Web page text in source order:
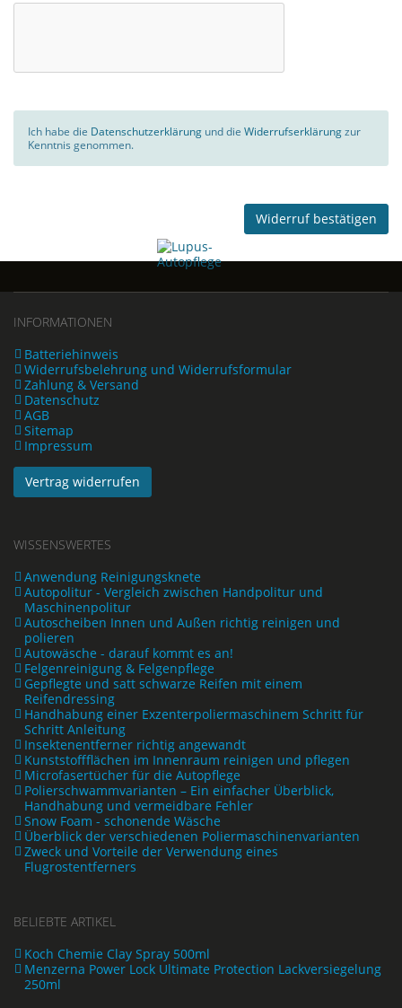
Ich habe die Datenschutzerklärung und die Widerrufserklärungzur
Kenntnis genommen.
Widerruf bestätigen
INFORMATIONEN
Batteriehinweis
Widerrufsbelehrung und Widerrufsformular
Zahlung & Versand
Datenschutz
AGB
Sitemap
Impressum
Vertrag widerrufen
WISSENSWERTES
Anwendung Reinigungsknete
Autopolitur - Vergleich zwischen Handpolitur und
Maschinenpolitur
Autoscheiben Innen und Außen richtig reinigen und
polieren
Autowäsche - darauf kommt es an!
Felgenreinigung & Felgenpflege
Gepflegte und satt schwarze Reifen mit einem
Reifendressing
Handhabung einer Exzenterpoliermaschinem Schritt für
Schritt Anleitung
Insektenentferner richtig angewandt
Kunststoffflächen im Innenraum reinigen und pflegen
Microfasertücher für die Autopflege
Polierschwammvarianten – Ein einfacher Überblick,
Handhabung und vermeidbare Fehler
Snow Foam - schonende Wäsche
Überblick der verschiedenen Poliermaschinenvarianten
Zweck und Vorteile der Verwendung eines
Flugrostentferners
BELIEBTE ARTIKEL
Koch Chemie Clay Spray 500ml
Menzerna Power Lock Ultimate Protection Lackversiegelung
250ml